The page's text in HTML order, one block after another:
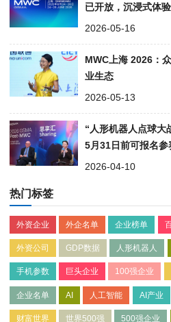
已开放，沉浸式体
2026-05-16
MWC上海 2026：
业生态
2026-05-13
“人形机器人点球大
5月31日前可报名参
2026-04-10
热门标签
外资企业 外企名单 企业榜单
外资公司 GDP数据 人形机器人
手机参数 巨头企业 100强企业
企业名单 AI 人工智能 AI产业
财富世界 世界500强 500强企业